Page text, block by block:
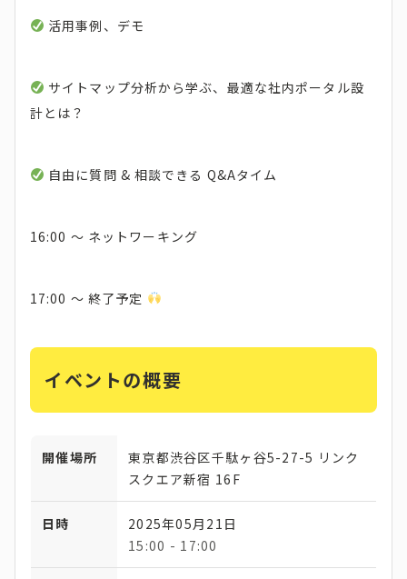
活用事例、デモ
サイトマップ分析から学ぶ、最適な社内ポータル設
計とは？
自由に質問 & 相談できる Q&Aタイム
16:00 〜 ネットワーキング
17:00 〜 終了予定
イベントの概要
開催場所
東京都渋谷区千駄ヶ谷5-27-5 リンク
スクエア新宿 16F
日時
2025年05月21日
15:00 - 17:00